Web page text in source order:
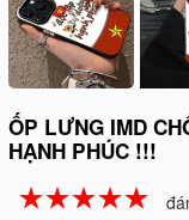
ỐP LƯNG IMD
HẠNH PHÚC !!!
☆☆☆☆☆
★★★★★